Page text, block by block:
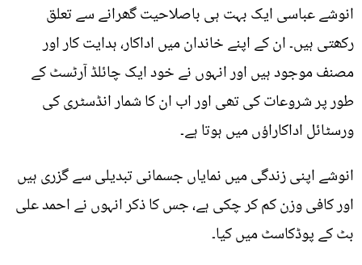
انوشے عباسی ایک بہت ہی باصلاحیت گھرانے سے تعلق
رکھتی ہیں۔ ان کے اپنے خاندان میں اداکار، ہدایت کار اور
مصنف موجود ہیں اور انہوں نے خود ایک چائلڈ آرٹسٹ کے
طور پر شروعات کی تھی اور اب ان کا شمار انڈسٹری کی
ورسٹائل اداکاراؤں میں ہوتا ہے۔
انوشے اپنی زندگی میں نمایاں جسمانی تبدیلی سے گزری ہیں
اور کافی وزن کم کر چکی ہے، جس کا ذکر انہوں نے احمد علی
بٹ کے پوڈکاسٹ میں کیا۔